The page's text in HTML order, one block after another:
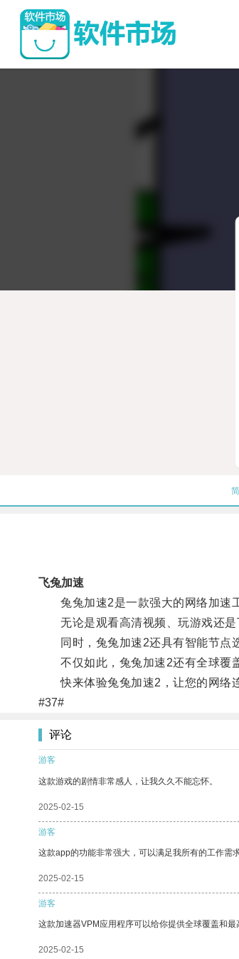
飞兔加速
兔兔加速2是一款强大的网络加速工
无论是观看高清视频、玩游戏还是
同时，兔兔加速2还具有智能节点选
不仅如此，兔兔加速2还有全球覆盖
快来体验兔兔加速2，让您的网络连
#37#
评论
游客
这款游戏的剧情非常感人，让我久久不能忘怀。
2025-02-15
游客
这款app的功能非常强大，可以满足我所有的工作需
2025-02-15
游客
这款加速器VPM应用程序可以给你提供全球覆盖和最
2025-02-15